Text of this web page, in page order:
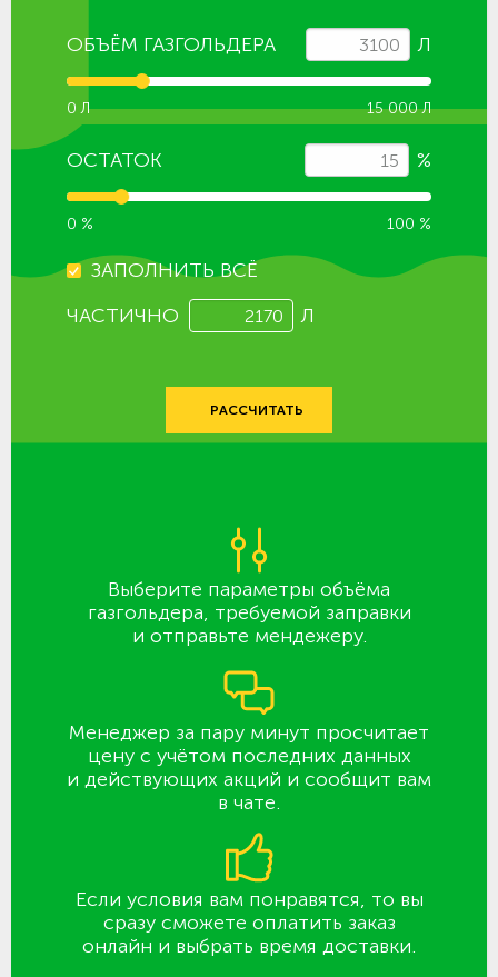
ОБЪЁМ ГАЗГОЛЬДЕРА Л
0 Л 15 000 Л
ОСТАТОК %
0 % 100 %
ЗАПОЛНИТЬ ВСЁ
ЧАСТИЧНО
Л
РАССЧИТАТЬ
Выберите параметры объёма
газгольдера, требуемой заправки
и отправьте мендежеру.
Менеджер за пару минут просчитает
цену с учётом последних данных
и действующих акций и сообщит вам
в чате.
Если условия вам понравятся, то вы
сразу сможете оплатить заказ
онлайн и выбрать время доставки.